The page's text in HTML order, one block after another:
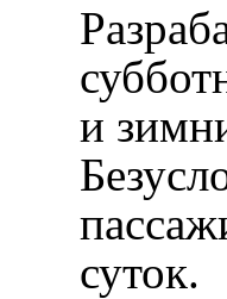
и
суток.